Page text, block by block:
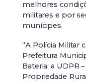
melhores
militares e por
munícipes.
“A Polícia Militar
Prefeitura
Bateria; a UDPR
Propriedade